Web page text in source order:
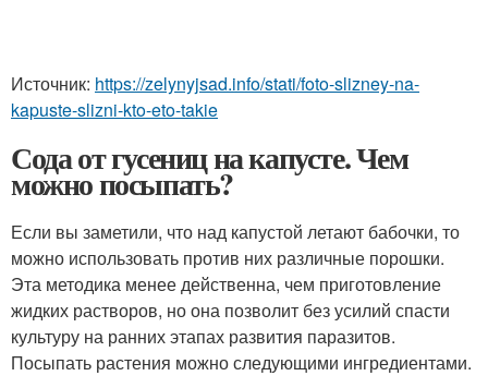
Источник: https://zelynyjsad.info/stati/foto-slizney-na-
kapuste-slizni-kto-eto-takie
Сода от гусениц на капусте. Чем
можно посыпать?
Если вы заметили, что над капустой летают бабочки, то
можно использовать против них различные порошки.
Эта методика менее действенна, чем приготовление
жидких растворов, но она позволит без усилий спасти
культуру на ранних этапах развития паразитов.
Посыпать растения можно следующими ингредиентами.